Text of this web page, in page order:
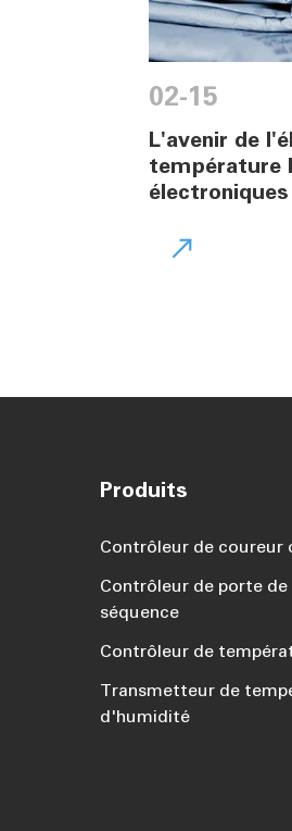
02-15
L'avenir de
température

Produits
Contrôleur de coureur
Contrôleur de porte de
séquence
Contrôleur de
Transmetteur de
d'humidité